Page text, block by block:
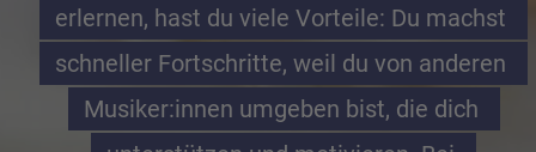
erlernen, hast du viele Vorteile: Du machst
schneller Fortschritte, weil du von anderen
Musiker:innen umgeben bist, die dich